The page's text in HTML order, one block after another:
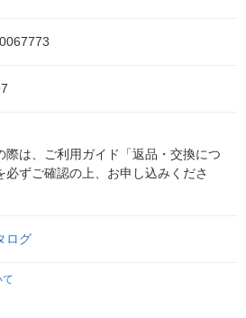
際は、ご利用ガイド「返品・交換につ
必ずご確認の上、お申し込みくださ
ログ
て